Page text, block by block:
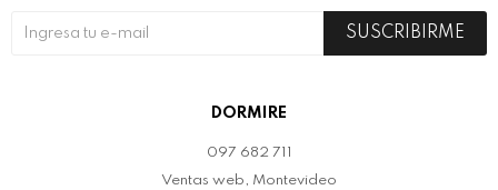
DORMIRE
097 682 711
Ventas web, Montevideo
SUSCRIBIRME